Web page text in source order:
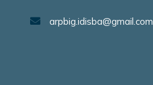
arpbig.idisba@gmail.com